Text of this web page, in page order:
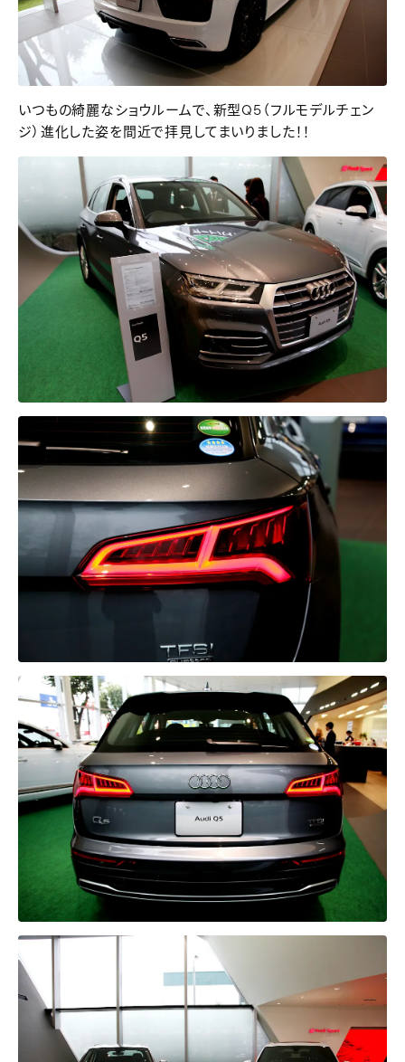
いつもの綺麗なショウルームで、新型Q5（フルモデルチェン
ジ）進化した姿を間近で拝見してまいりました！！